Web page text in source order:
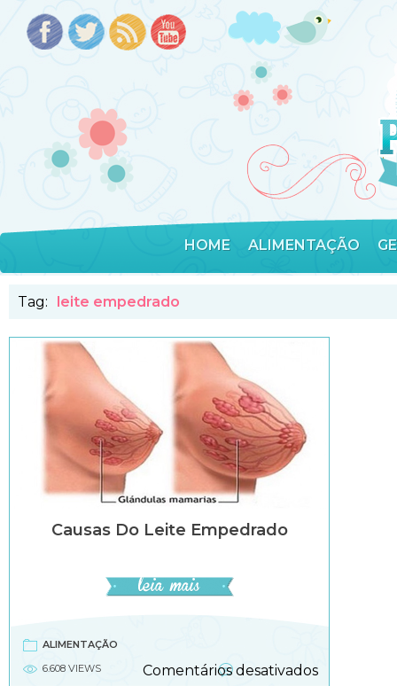
HOME ALIMENTAÇÃO
Tag: leite empedrado
Causas Do Leite Empedrado
ALIMENTAÇÃO
6.608 VIEWS
Comentários desativadosem